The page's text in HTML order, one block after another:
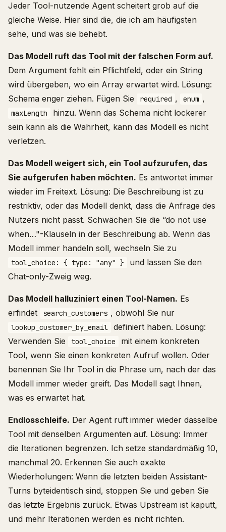
Jeder Tool-nutzende Agent scheitert grob auf die
gleiche Weise. Hier sind die, die ich am häufigsten
sehe, und was sie behebt.
Das Modell ruft das Tool mit der falschen Form auf.
Dem Argument fehlt ein Pflichtfeld, oder ein String
wird übergeben, wo ein Array erwartet wird. Lösung:
Schema enger ziehen. Fügen Sie
required , enum ,
maxLength
hinzu. Wenn das Schema nicht lockerer
sein kann als die Wahrheit, kann das Modell es nicht
verletzen.
Das Modell weigert sich, ein Tool aufzurufen, das
Sie aufgerufen haben möchten. Es antwortet immer
wieder im Freitext. Lösung: Die Beschreibung ist zu
restriktiv, oder das Modell denkt, dass die Anfrage des
Nutzers nicht passt. Schwächen Sie die “do not use
when…"-Klauseln in der Beschreibung ab. Wenn das
Modell immer handeln soll, wechseln Sie zu
tool_choice: { type: "any" }
und lassen Sie den
Chat-only-Zweig weg.
Das Modell halluziniert einen Tool-Namen. Es
erfindet
search_customers , obwohl Sie nur
lookup_customer_by_email
definiert haben. Lösung:
Verwenden Sie
tool_choice
mit einem konkreten
Tool, wenn Sie einen konkreten Aufruf wollen. Oder
benennen Sie Ihr Tool in die Phrase um, nach der das
Modell immer wieder greift. Das Modell sagt Ihnen,
was es erwartet hat.
Endlosschleife. Der Agent ruft immer wieder dasselbe
Tool mit denselben Argumenten auf. Lösung: Immer
die Iterationen begrenzen. Ich setze standardmäßig 10,
manchmal 20. Erkennen Sie auch exakte
Wiederholungen: Wenn die letzten beiden Assistant-
Turns byteidentisch sind, stoppen Sie und geben Sie
das letzte Ergebnis zurück. Etwas Upstream ist kaputt,
und mehr Iterationen werden es nicht richten.